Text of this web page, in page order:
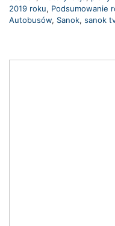
2019 roku, Podsumowanie
Autobusów, Sanok, sanok